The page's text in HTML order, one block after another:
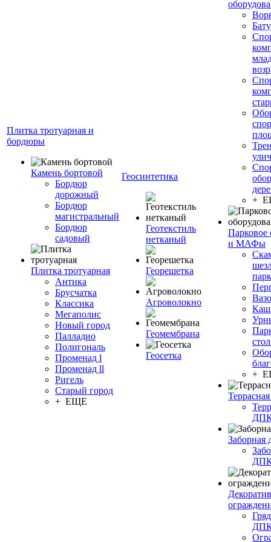
Плитка тротуарная и
бордюры
Камень бортовой
Бордюр
дорожный
Бордюр
магистральный
Бордюр
садовый
Плитка тротуарная
Антика
Брусчатка
Классика
Мегаполис
Новый город
Палладио
Полигональ
Променад l
Променад ll
Ригель
Старый город
+ ЕЩЕ
Геосинтетика
Геотекстиль
нетканый
Георешетка
Агроволокно
Геомембрана
Геосетка
+
Парковое
и МАФы
+
Заборная